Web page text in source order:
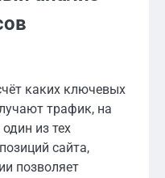
каких ключевых
трафик, на
из тех
сайта,
позволяет